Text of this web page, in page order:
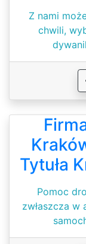
Z nami
chwili,
Tytuła
Pomoc
zwłaszcza w